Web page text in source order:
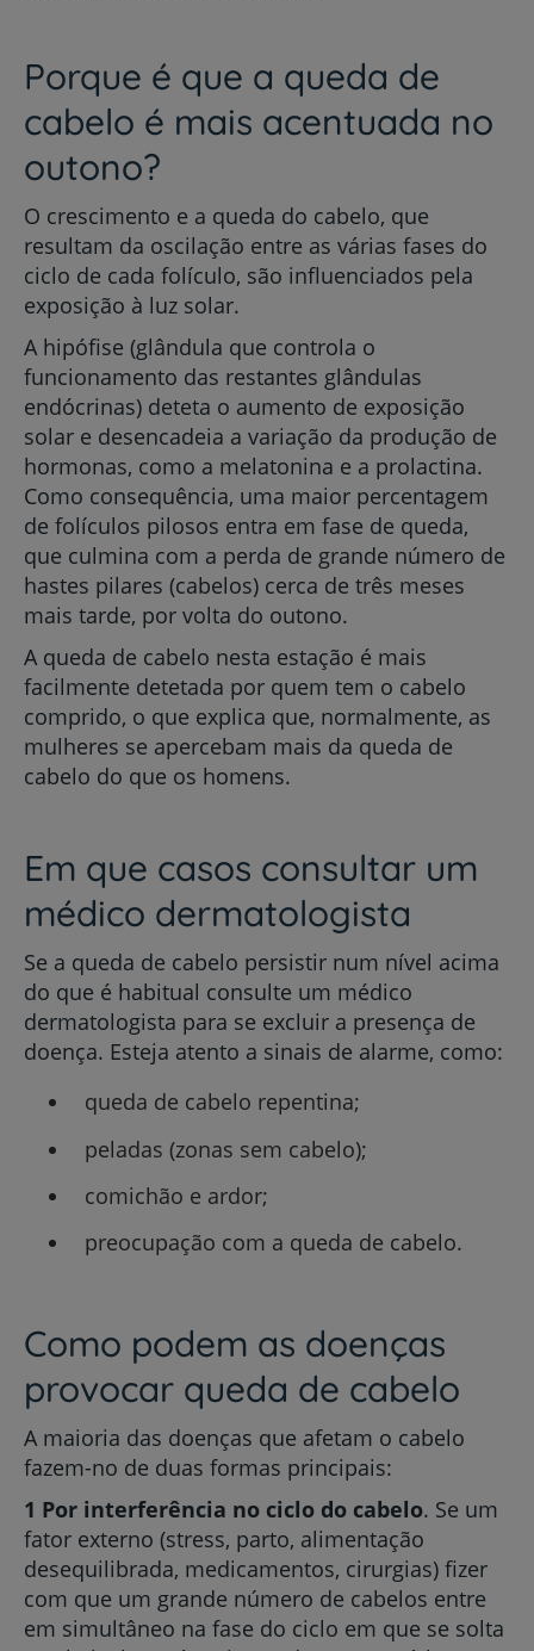
Porque é que a queda de
cabelo é mais acentuada no
outono?
O crescimento e a queda do cabelo, que
resultam da oscilação entre as várias fases do
ciclo de cada folículo, são influenciados pela
exposição à luz solar.
A hipófise (glândula que controla o
funcionamento das restantes glândulas
endócrinas) deteta o aumento de exposição
solar e desencadeia a variação da produção de
hormonas, como a melatonina e a prolactina.
Como consequência, uma maior percentagem
de folículos pilosos entra em fase de queda,
que culmina com a perda de grande número de
hastes pilares (cabelos) cerca de três meses
mais tarde, por volta do outono.
A queda de cabelo nesta estação é mais
facilmente detetada por quem tem o cabelo
comprido, o que explica que, normalmente, as
mulheres se apercebam mais da queda de
cabelo do que os homens.
Em que casos consultar um
médico dermatologista
Se a queda de cabelo persistir num nível acima
do que é habitual consulte um médico
dermatologista para se excluir a presença de
doença. Esteja atento a sinais de alarme, como:
queda de cabelo repentina;
peladas (zonas sem cabelo);
comichão e ardor;
preocupação com a queda de cabelo.
Como podem as doenças
provocar queda de cabelo
A maioria das doenças que afetam o cabelo
fazem-no de duas formas principais:
1 Por interferência no ciclo do cabelo. Se um
fator externo (stress, parto, alimentação
desequilibrada, medicamentos, cirurgias) fizer
com que um grande número de cabelos entre
em simultâneo na fase do ciclo em que se solta